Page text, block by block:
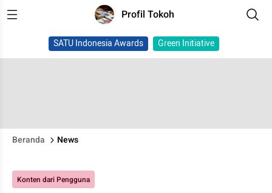
Profil Tokoh
SATU Indonesia Awards Green Initiative
Beranda News
Konten dari Pengguna